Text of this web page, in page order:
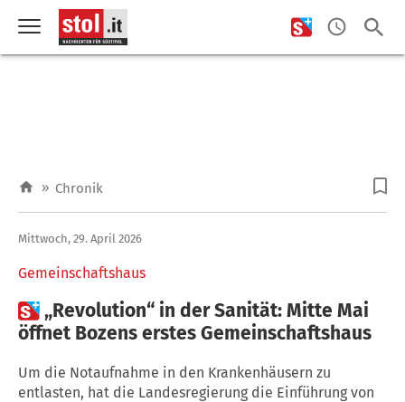
» Chronik
Gemeinschaftshaus
Mittwoch, 29. April 2026
„Revolution“ in der Sanität: Mitte Mai
öffnet Bozens erstes Gemeinschaftshaus
Um die Notaufnahme in den Krankenhäusern zu
entlasten, hat die Landesregierung die Einführung von